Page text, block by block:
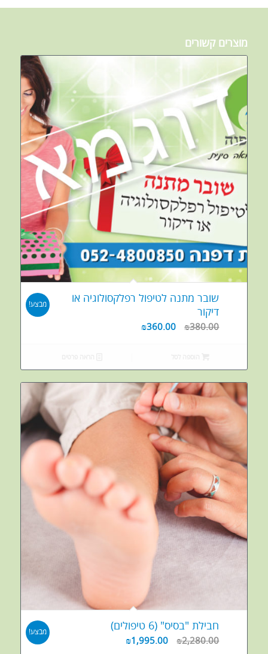
מוצרים קשורים
שובר מתנה לטיפול רפלקסולוגיה או
דיקור
₪380.00
₪360.00
מבצע!
חבילת "בסיס" (6 טיפולים)
₪2,280.00
₪1,995.00
מבצע!